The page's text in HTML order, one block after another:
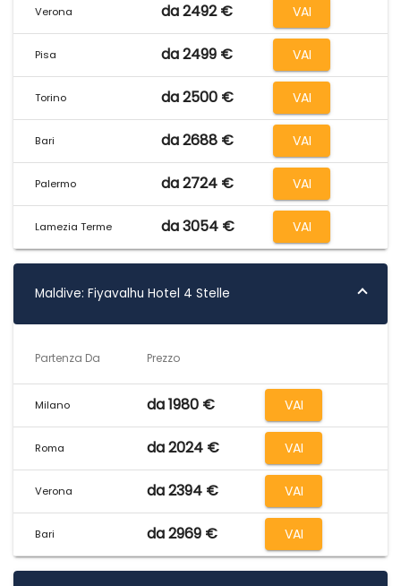
Verona da 2492 € VAI
Pisa da 2499 € VAI
Torino da 2500 € VAI
Bari da 2688 € VAI
Palermo da 2724 € VAI
Lamezia Terme da 3054 € VAI
Maldive: Fiyavalhu Hotel 4 Stelle
Partenza Da Prezzo
Milano da 1980 € VAI
Roma da 2024 € VAI
Verona da 2394 € VAI
Bari da 2969 € VAI